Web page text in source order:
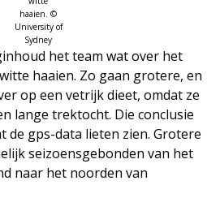
haaien. ©
University of
Sydney
het team wat over het
haaien. Zo gaan grotere, en
op een vetrijk dieet, omdat ze
lange trektocht. Die conclusie
de gps-data lieten zien. Grotere
seizoensgebonden van het
naar het noorden van